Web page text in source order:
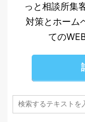
っと相談所集
対策とホーム
ての